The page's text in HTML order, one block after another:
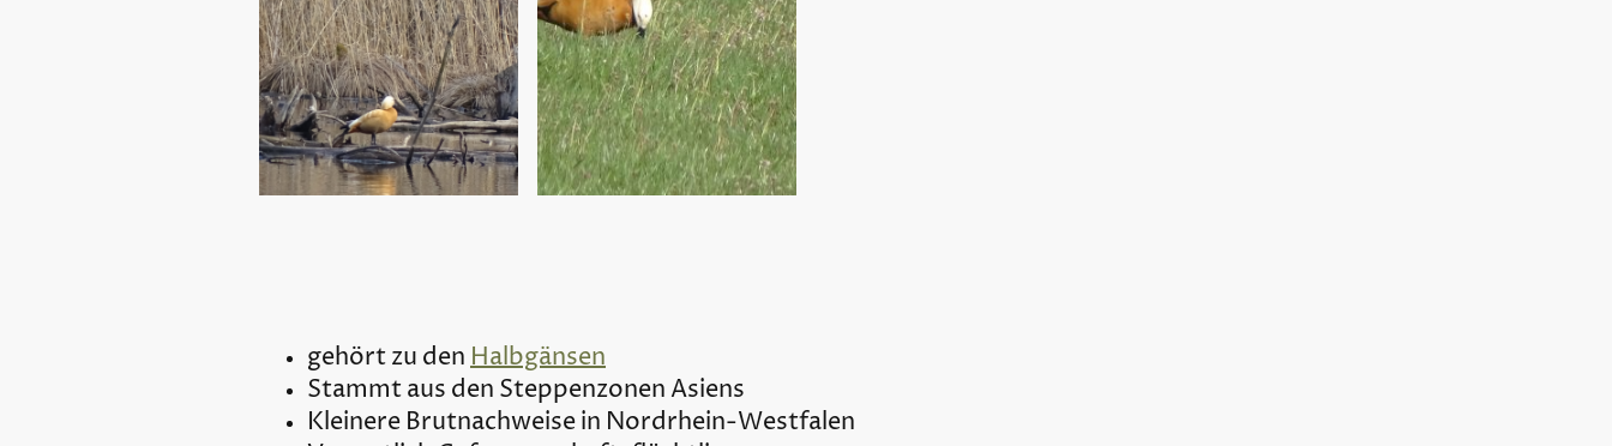
gehört zu denHalbgänsen
Stammt aus den Steppenzonen Asiens
Kleinere Brutnachweise in Nordrhein-Westfalen